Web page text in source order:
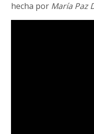
hecha por María Paz